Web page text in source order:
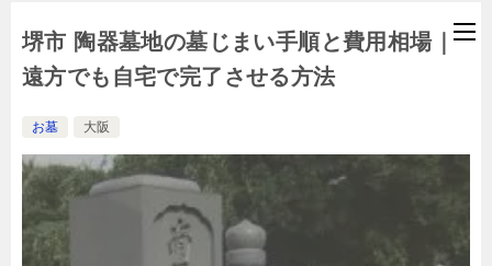
堺市 陶器墓地の墓じまい手順と費用相場｜
遠方でも自宅で完了させる方法
お墓 大阪